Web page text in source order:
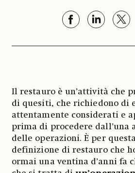
Il restauro è un’attività che
di quesiti, che richiedono di
attentamente considerati e
prima di procedere dall’una
delle operazioni. È per
definizione di restauro che
ormai una ventina d’anni fa